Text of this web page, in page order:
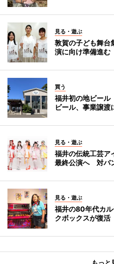
見る・遊ぶ
敦賀の子ども舞
演に向け準備進む
買う
福井初の地ビー
ビール、事業譲渡
見る・遊ぶ
福井の伝統工芸ア
最終公演へ 対バ
見る・遊ぶ
福井の80年代カ
クボックスが復活
もっと